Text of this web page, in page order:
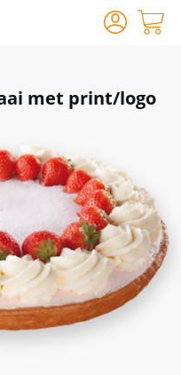
met print/logo